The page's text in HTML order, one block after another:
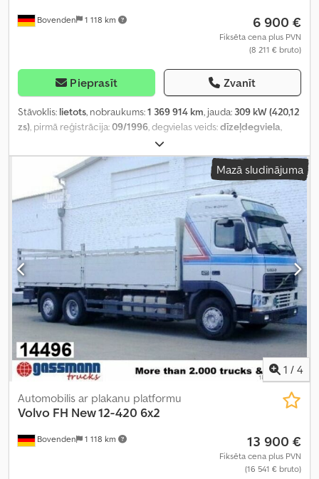
Bovenden 1 118 km 6 900 €
Fiksēta cena plus PVN
(8 211 € bruto)
Pieprasīt Zvanīt
Stāvoklis: lietots, nobraukums:1 369 914 km, jauda: 309 kW (420,12
zs), pirmā reģistrācija:09/1996, degvielas veids:dīzeļdegviela,
, riepas izmērs:
konfigurācija:4x2, riteņu bāze:4 600 mm, bremzes:VEB (Valsts
uzņēmumu kombināts), krāsa:zils, vadītāja kabīne:gulēšanas
, pārnesuma veids: mehānisks , emisijas klase:euro2
piekares sistēma:tērauds-gaiss , kopējais garums:2 550 mm,
kopējais platums:
3 250 mm , Aprīkojums:ABS, diferenciāļa
bloķētājs, kabīne, miglas lukturi, piekabes sakabe, zems līmenis
troksnis,
Mazā sludinājuma
1 / 4
Bovenden 1 118 km
Automobilis ar plakanu platformu
Volvo FH New 12-420 6x2
13 900 €
Fiksēta cena plus PVN
(16 541 € bruto)